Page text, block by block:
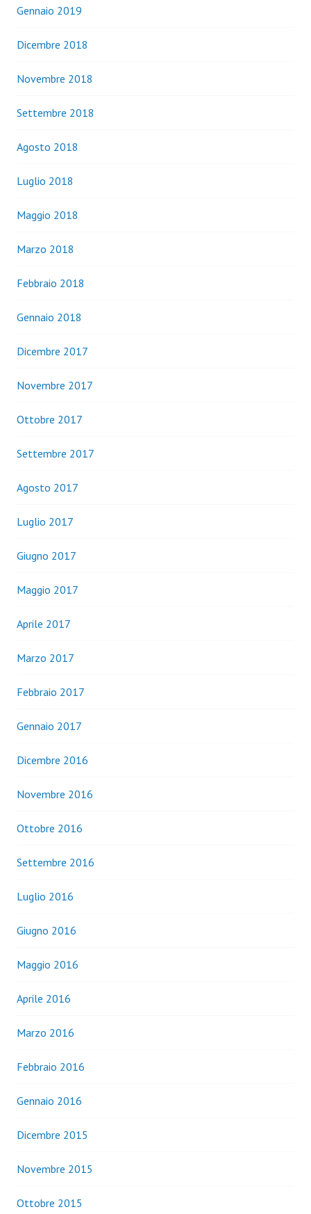
Gennaio 2019
Dicembre 2018
Novembre 2018
Settembre 2018
Agosto 2018
Luglio 2018
Maggio 2018
Marzo 2018
Febbraio 2018
Gennaio 2018
Dicembre 2017
Novembre 2017
Ottobre 2017
Settembre 2017
Agosto 2017
Luglio 2017
Giugno 2017
Maggio 2017
Aprile 2017
Marzo 2017
Febbraio 2017
Gennaio 2017
Dicembre 2016
Novembre 2016
Ottobre 2016
Settembre 2016
Luglio 2016
Giugno 2016
Maggio 2016
Aprile 2016
Marzo 2016
Febbraio 2016
Gennaio 2016
Dicembre 2015
Novembre 2015
Ottobre 2015